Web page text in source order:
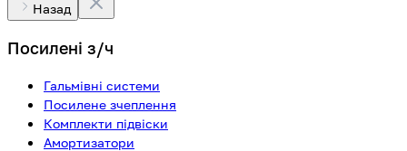
Назад
Посилені з/ч
Гальмівні системи
Посилене зчеплення
Комплекти підвіски
Амортизатори